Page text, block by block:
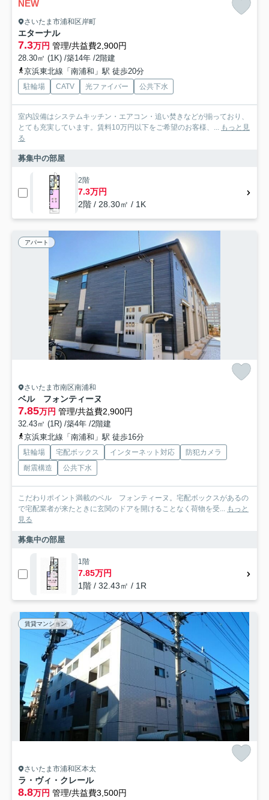
NEW
さいたま市浦和区岸町
エターナル
7.3万円 管理/共益費2,900円
28.30㎡ (1K) /築14年 /2階建
京浜東北線「南浦和」駅 徒歩20分
駐輪場 CATV 光ファイバー 公共下水
室内設備はシステムキッチン・エアコン・追い焚きなどが揃っており、
とても充実しています。賃料10万円以下をご希望のお客様、... もっと見
る
募集中の部屋
2階
7.3万円
2階 / 28.30㎡ / 1K
アパート
さいたま市南区南浦和
ベル フォンティーヌ
7.85万円 管理/共益費2,900円
32.43㎡ (1R) /築4年 /2階建
京浜東北線「南浦和」駅 徒歩16分
駐輪場 宅配ボックス インターネット対応
防犯カメラ
耐震構造
公共下水
こだわりポイント満載のベル フォンティーヌ。宅配ボックスがあるの
で宅配業者が来たときに玄関のドアを開けることなく荷物を受... もっと
見る
募集中の部屋
1階
7.85万円
1階 / 32.43㎡ / 1R
賃貸マンション
さいたま市浦和区本太
ラ・ヴィ・クレール
8.8万円 管理/共益費3,500円